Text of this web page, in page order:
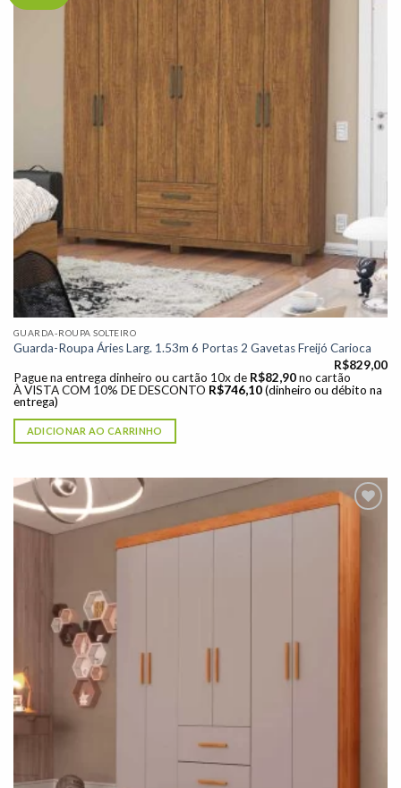
GUARDA-ROUPA SOLTEIRO
Guarda-Roupa Áries Larg. 1.53m 6 Portas 2 Gavetas Freijó Carioca
R$829,00
Pague na entrega dinheiro ou cartão 10x de R$82,90 no cartão
À VISTA COM 10% DE DESCONTO R$746,10 (dinheiro ou débito na
entrega)
ADICIONAR AO CARRINHO